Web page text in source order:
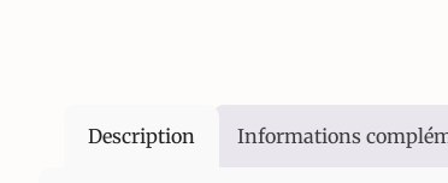
Description Informations